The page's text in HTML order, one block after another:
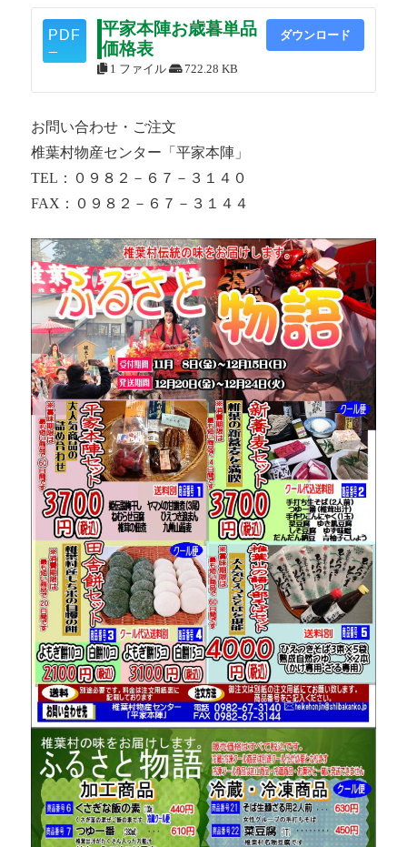
平家本陣お歳暮単品
価格表
1 ファイル 722.28 KB
ダウンロード
お問い合わせ・ご注文
椎葉村物産センター「平家本陣」
TEL：０９８２－６７－３１４０
FAX：０９８２－６７－３１４４